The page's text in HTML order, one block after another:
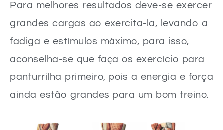
Para melhores resultados deve-se exercer
grandes cargas ao exercita-la, levando a
fadiga e estímulos máximo, para isso,
aconselha-se que faça os exercício para
panturrilha primeiro, pois a energia e força
ainda estão grandes para um bom treino.